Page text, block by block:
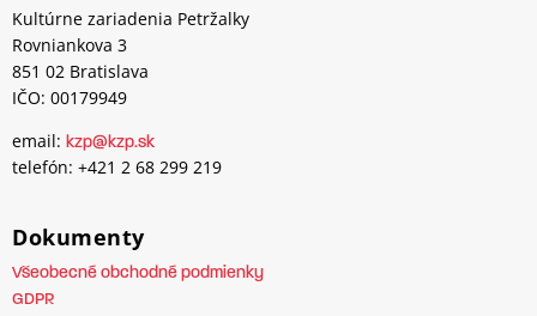
Kultúrne zariadenia Petržalky
Rovniankova 3
851 02 Bratislava
IČO: 00179949
email: kzp@kzp.sk
telefón: +421 2 68 299 219
Dokumenty
Všeobecné obchodné podmienky
GDPR